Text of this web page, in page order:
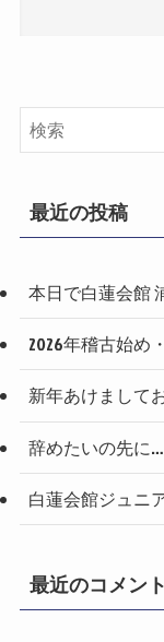
最近の投稿
本日で白蓮会館
2026年稽古始め
新年あけまして
辞めたいの先に…
白蓮会館ジュニ
最近のコメント